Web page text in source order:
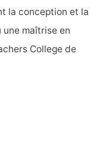
la conception et la
maîtrise en
College de